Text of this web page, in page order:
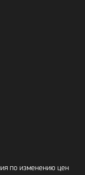
по изменению цен